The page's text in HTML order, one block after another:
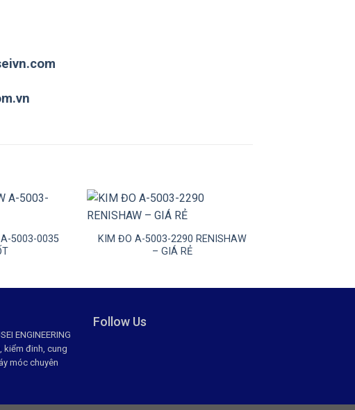
5003-0035
+
KIM ĐO A-5003-2290 RENISHAW
– GIÁ RẺ
ENGINEERING
kiểm đinh, cung
móc chuyên
Follow Us